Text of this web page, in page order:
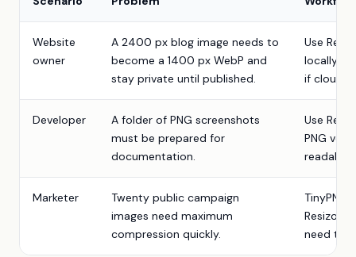
Website
owner
A 2400 px blog image needs to
become a 1400 px WebP and
stay private until published.
Use
locally,
if cloud
Developer
A folder of PNG screenshots
must be prepared for
documentation.
Use
PNG
readable.
Marketer
Twenty public campaign
images need maximum
compression quickly.
TinyPNG
Resizo is
need to